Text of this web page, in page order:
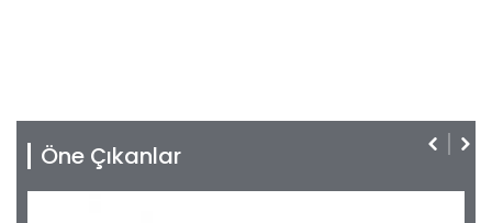
Öne Çıkanlar